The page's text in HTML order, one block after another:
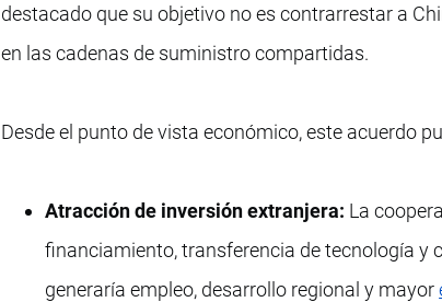
destacado que su objetivo no es contrarrestar a
en las cadenas de suministro compartidas.
Desde el punto de vista económico, este acuerdo
Atracción de inversión extranjera: La
financiamiento, transferencia de tecnología y
generaría empleo, desarrollo regional y mayor